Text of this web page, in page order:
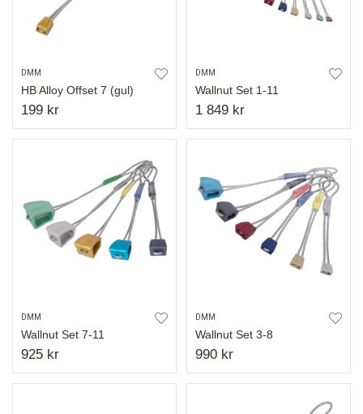
DMM
HB Alloy Offset 7 (gul)
199 kr
DMM
Wallnut Set 1-11
1 849 kr
DMM
Wallnut Set 7-11
925 kr
DMM
Wallnut Set 3-8
990 kr